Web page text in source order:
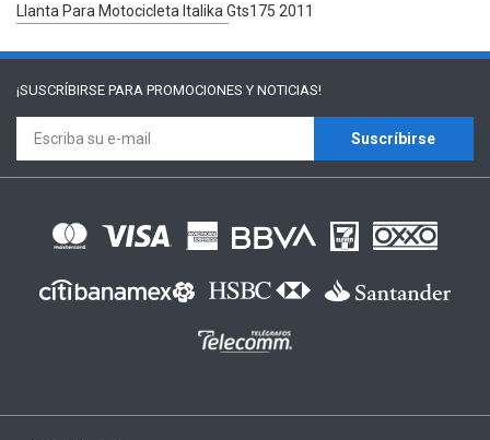
Llanta Para Motocicleta Italika Gts175 2011
¡SUSCRÍBIRSE PARA PROMOCIONES Y NOTICIAS!
Suscríbirse